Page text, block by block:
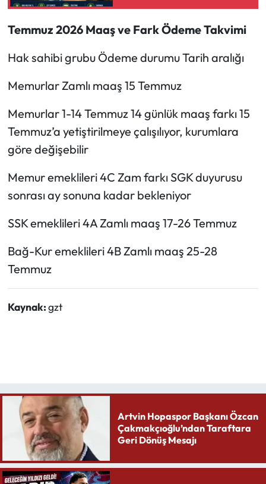
Temmuz 2026 Maaş ve Fark Ödeme Takvimi
Hak sahibi grubu Ödeme durumu Tarih aralığı
Memurlar Zamlı maaş 15 Temmuz
Memurlar 1-14 Temmuz 14 günlük maaş farkı 15
Temmuz’a yetiştirilmeye çalışılıyor, kurumlara
göre değişebilir
Memur emeklileri 4C Zam farkı SGK duyurusu
sonrası ay sonuna kadar bekleniyor
SSK emeklileri 4A Zamlı maaş 17-26 Temmuz
Bağ-Kur emeklileri 4B Zamlı maaş 25-28
Temmuz
Kaynak:gzt
Artvin Hopaspor Başkanı Özcan
Çakmakçıoğlu’ndan Taraftara
Geri Dönüş Mesajı